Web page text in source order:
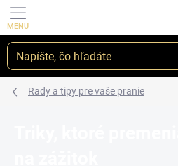
Prejsť na obsah
Rady a tipy pre vaše pranie